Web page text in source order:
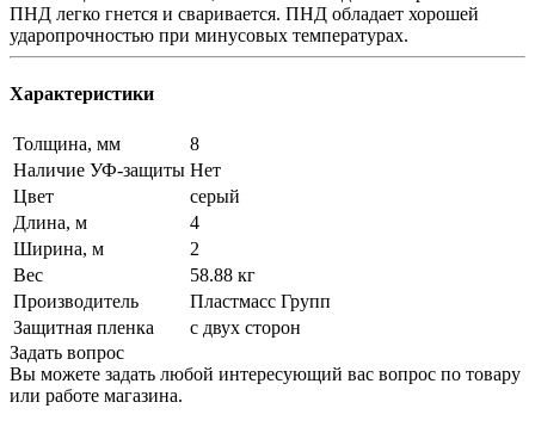
ПНД легко гнется и сваривается. ПНД обладает хорошей
ударопрочностью при минусовых температурах.
Характеристики
Толщина, мм
8
Наличие УФ-защиты Нет
Цвет
серый
Длина, м
4
Ширина, м
2
Вес
58.88 кг
Производитель
Пластмасс Групп
Защитная пленка
с двух сторон
Задать вопрос
Вы можете задать любой интересующий вас вопрос по товару
или работе магазина.